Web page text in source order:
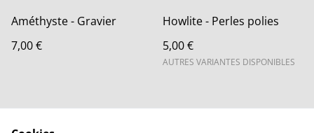
Améthyste - Gravier
7,00 €
Howlite - Perles polies
5,00 €
AUTRES VARIANTES DISPONIBLES